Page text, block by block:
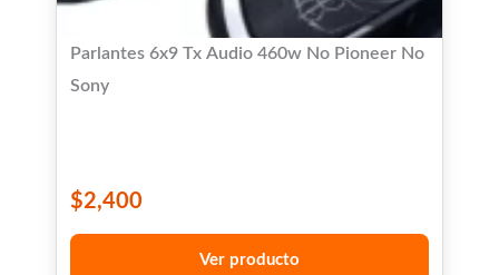
Parlantes 6x9 Tx Audio 460w No Pioneer No
Sony
$2,400
Ver producto